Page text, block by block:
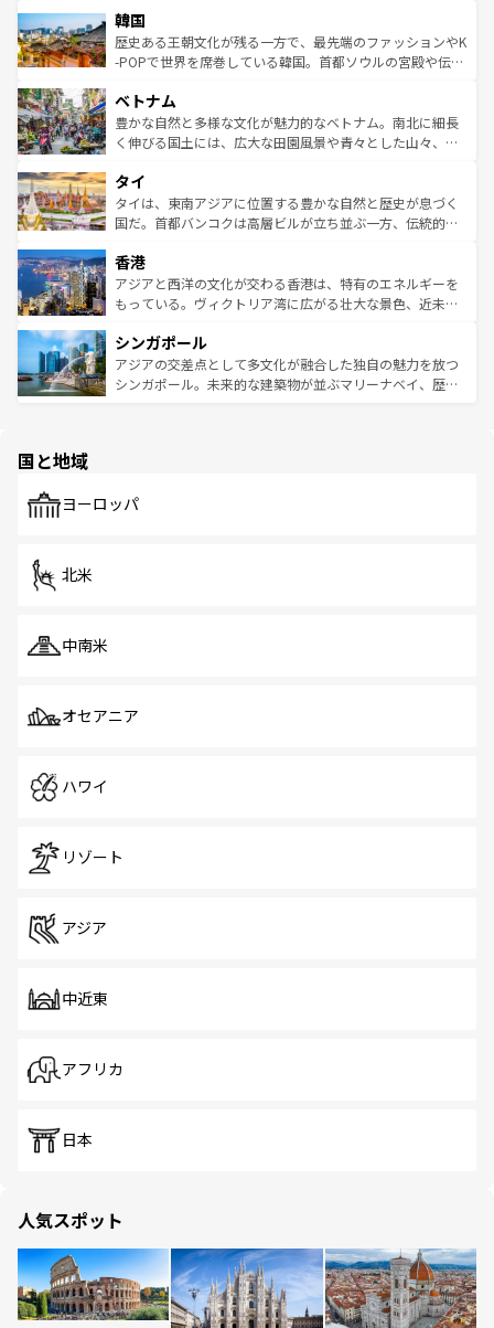
ワイを、存分に味わってほしい。 なお、新着のハワイ情報
はコンテンツ一覧を参照してほしい。
いる。アクティビティも充実しており、サーフィンやダイ
ビング、ハイキングなど、アウトドア好きにはたまらな
い。オーストラリアの多彩な魅力を存分に味わいつくそ
参照してほしい。
ン）、静ひつな山岳地帯である台湾東部など、都市の喧騒
と山間の静けさが共存しており、訪れる人に新しい発見と
驚きをもたらしてくれる。また、奥深い台湾の食文化も魅
容にもいいと評判のスイーツなど、バラエティ豊かな料理
が味わえる。 なお、新着の台湾情報は コンテンツ一覧を参
照してほしい。
韓国
歴史ある王朝文化が残る一方で、最先端のファッションやK
-POPで世界を席巻している韓国。首都ソウルの宮殿や伝統
き、地方に足を延ばせば四季折々の自然美を楽しむことが
できる。そして、キムチや焼肉、絶品のストリートフード
まで、さまざまな韓国料理が待っている。夜には、韓国な
リティに包まれながら、韓国の多彩な魅力を心ゆくまで味
わってみてほしい。 なお、新着の韓国情報はコンテンツ一
覧を参照してほしい。
ベトナム
豊かな自然と多様な文化が魅力的なベトナム。南北に細長
く伸びる国土には、広大な田園風景や青々とした山々、世
急速な発展と共に伝統が息づく。ハノイの古い町並みやホ
ーチミン市のフランス統治時代の建物も、独特の雰囲気を
醸し出している。また、バラエティの豊かさとおいしさで
とつ。フォーやバインミー、ベトナムコーヒーなどは、ぜ
ひ現地で味わいたい。どの地域を訪れてもあたたかい人々
が旅行者を迎えてくれるので、きっと忘れられない旅にな
参照してほしい。
タイ
タイは、東南アジアに位置する豊かな自然と歴史が息づく
国だ。首都バンコクは高層ビルが立ち並ぶ一方、伝統的な
の活気が交差している。北部ではチェンマイなどの山岳地
帯で自然と触れ合い、南部ではプーケットやクラビの美し
いビーチでリゾート気分を楽しむことができる。タイ料理
激する。気候は一年中温暖で、どの季節にも異なる楽しみ
が待っている。親しみやすいタイの人々、仏教を中心とし
た文化、そして多様な観光資源が、訪れる旅人を魅了し続
香港
アジアと西洋の文化が交わる香港は、特有のエネルギーを
もっている。ヴィクトリア湾に広がる壮大な景色、近未来
み、どこを訪れても感動するはず。観光スポットが密集し
ており、効率よく見どころを回れるのも魅力。息をのむよ
うな絶景から文化的な体験まで、香港を存分に楽しみ尽く
シンガポール
アジアの交差点として多文化が融合した独自の魅力を放つ
シンガポール。未来的な建築物が並ぶマリーナベイ、歴史
で、ホーカーズは地元の風情を楽しめる外せないスポット
国と地域
ヨーロッパ
北米
中南米
オセアニア
ハワイ
リゾート
アジア
中近東
アフリカ
日本
人気スポット